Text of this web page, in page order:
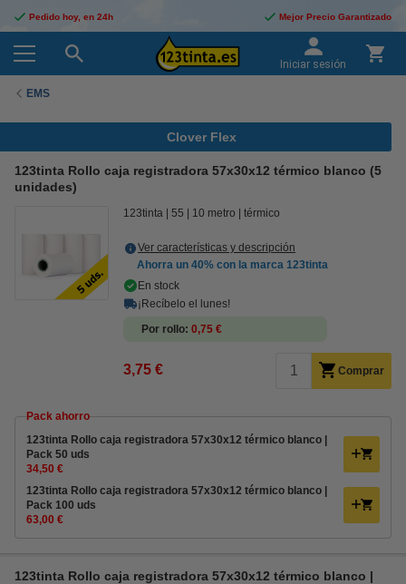
Pedido hoy, en 24h Mejor Precio Garantizado
Iniciar sesión
EMS
Clover Flex
123tinta Rollo caja registradora 57x30x12 térmico blanco (5
unidades)
123tinta 55 10 metro térmico
Ver características y descripción
Ahorra un 40% con la marca 123tinta
En stock
¡Recíbelo el lunes!
Por rollo 0,75 €
3,75 € Comprar
Pack ahorro
123tinta Rollo caja registradora 57x30x12 térmico blanco |
Pack 50 uds
34,50 €
123tinta Rollo caja registradora 57x30x12 térmico blanco |
Pack 100 uds
63,00 €
123tinta Rollo caja registradora 57x30x12 térmico blanco |